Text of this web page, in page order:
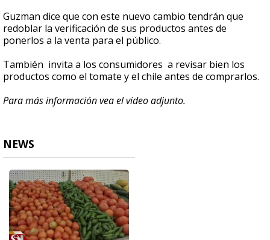
Guzman dice que con este nuevo cambio tendrán que
redoblar la verificación de sus productos antes de
ponerlos a la venta para el público.
También invita a los consumidores a revisar bien los
productos como el tomate y el chile antes de comprarlos.
Para más información vea el video adjunto.
NEWS